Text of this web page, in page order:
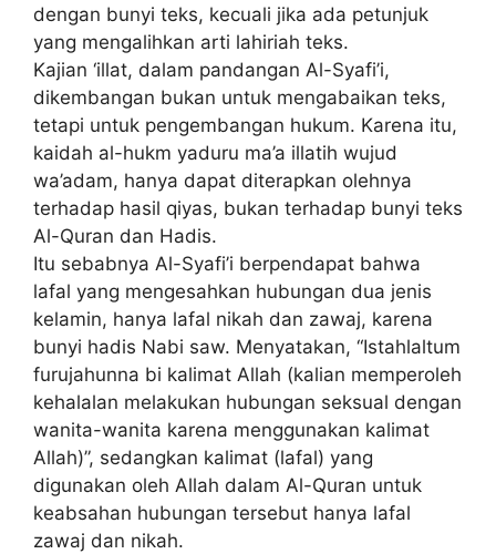
dengan bunyi teks, kecuali jika ada petunjuk
yang mengalihkan arti lahiriah teks.
Kajian ‘illat, dalam pandangan Al-Syafi’i,
dikembangan bukan untuk mengabaikan teks,
tetapi untuk pengembangan hukum. Karena itu,
kaidah al-hukm yaduru ma’a illatih wujud
wa’adam, hanya dapat diterapkan olehnya
terhadap hasil qiyas, bukan terhadap bunyi teks
Al-Quran dan Hadis.
Itu sebabnya Al-Syafi’i berpendapat bahwa
lafal yang mengesahkan hubungan dua jenis
kelamin, hanya lafal nikah dan zawaj, karena
bunyi hadis Nabi saw. Menyatakan, “Istahlaltum
furujahunna bi kalimat Allah (kalian memperoleh
kehalalan melakukan hubungan seksual dengan
wanita-wanita karena menggunakan kalimat
Allah)”, sedangkan kalimat (lafal) yang
digunakan oleh Allah dalam Al-Quran untuk
keabsahan hubungan tersebut hanya lafal
zawaj dan nikah.